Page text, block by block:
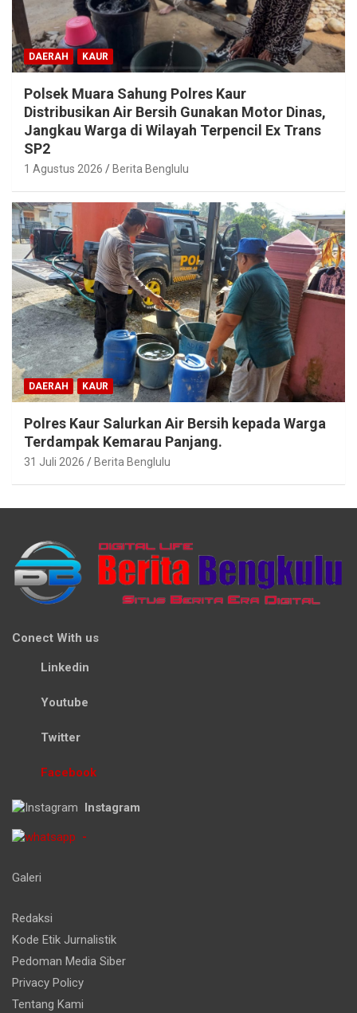
DAERAH KAUR
Polsek Muara Sahung Polres Kaur
Distribusikan Air Bersih Gunakan Motor Dinas,
Jangkau Warga di Wilayah Terpencil Ex Trans
SP2
1 Agustus 2026 Berita Benglulu
DAERAH KAUR
Polres Kaur Salurkan Air Bersih kepada Warga
Terdampak Kemarau Panjang.
31 Juli 2026 Berita Benglulu
Conect With us
Linkedin
Youtube
Twitter
Facebook
Instagram
-
Galeri
Redaksi
Kode Etik Jurnalistik
Pedoman Media Siber
Privacy Policy
Tentang Kami